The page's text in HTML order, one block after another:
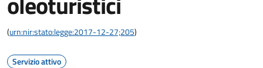
(urn:nir:stato:legge:2017-12-27;205)
Servizio attivo